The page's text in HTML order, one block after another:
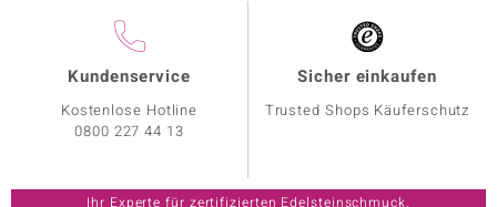
Kundenservice
Kostenlose Hotline
0800 227 44 13
Sicher einkaufen
Trusted Shops Käuferschutz
Ihr Experte für zertifizierten Edelsteinschmuck.